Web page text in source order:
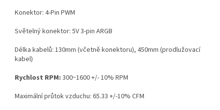
Konektor: 4-Pin PWM
Světelný konektor: 5V 3-pin ARGB
Délka kabelů: 130mm (včetně konektoru), 450mm (prodlužovací
kabel)
Rychlost RPM: 300~1600 +/- 10% RPM
Maximální průtok vzduchu: 65.33 +/-10% CFM